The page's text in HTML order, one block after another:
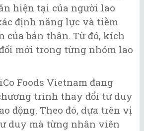
hiện tại của người lao
định năng lực và tiềm
của bản thân. Từ đó, kích
mới trong từng nhóm lao
Foods Vietnam đang
trình thay đổi tư duy
động. Theo đó, dựa trên vị
duy mà từng nhân viên